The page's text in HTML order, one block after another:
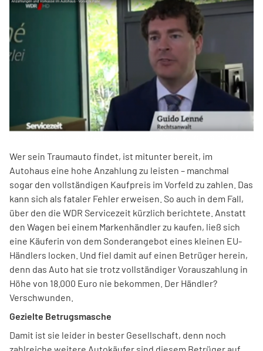
Wer sein Traumauto findet, ist mitunter bereit, im
Autohaus eine hohe Anzahlung zu leisten – manchmal
sogar den vollständigen Kaufpreis im Vorfeld zu zahlen. Das
kann sich als fataler Fehler erweisen. So auch in dem Fall,
über den die WDR Servicezeit kürzlich berichtete. Anstatt
den Wagen bei einem Markenhändler zu kaufen, ließ sich
eine Käuferin von dem Sonderangebot eines kleinen EU-
Händlers locken. Und fiel damit auf einen Betrüger herein,
denn das Auto hat sie trotz vollständiger Vorauszahlung in
Höhe von 18.000 Euro nie bekommen. Der Händler?
Verschwunden.
Gezielte Betrugsmasche
Damit ist sie leider in bester Gesellschaft, denn noch